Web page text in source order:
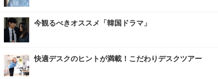
今観るべきオススメ「韓国ドラマ」
快適デスクのヒントが満載！こだわりデスクツアー